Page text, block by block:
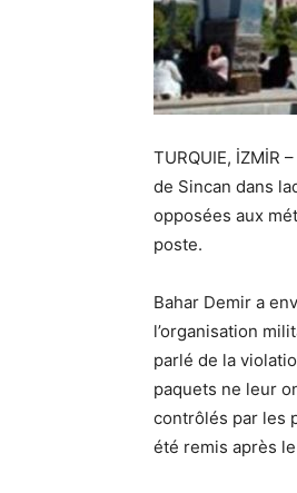
TURQUIE, İZMİR
de Sincan dans
opposées aux
poste.
Bahar Demir a
l’organisation
parlé de la
paquets ne leur
contrôlés par les
été remis après